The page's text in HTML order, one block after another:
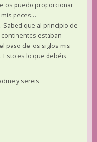
os puedo proporcionar
mis peces…
que al principio de
estaban
paso de los siglos mis
Esto es lo que debéis
y seréis